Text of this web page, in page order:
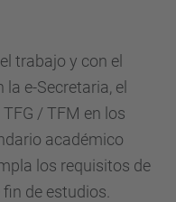
trabajo y con el
e-Secretaria, el
/ TFM en los
académico
los requisitos de
de estudios.